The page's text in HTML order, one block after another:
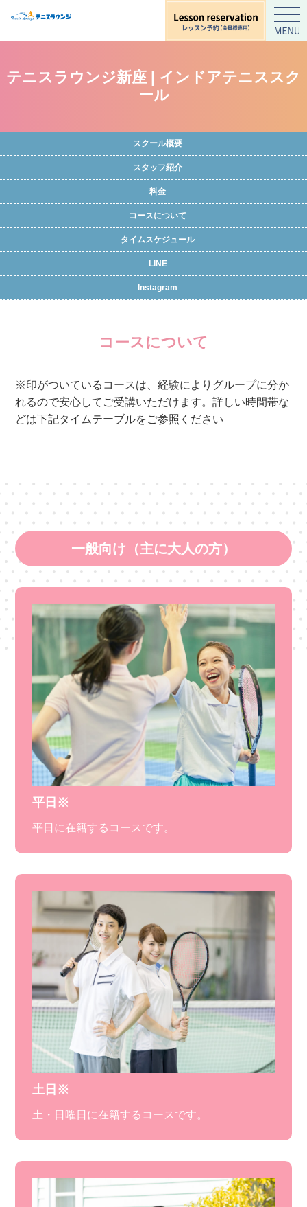
テニスラウンジ新座 | インドアテニススク
ール
スクール概要
スタッフ紹介
料金
コースについて
タイムスケジュール
LINE
Instagram
コースについて
※印がついているコースは、経験によりグループに分か
れるので安心してご受講いただけます。詳しい時間帯な
どは下記タイムテーブルをご参照ください
一般向け（主に大人の方）
平日※
平日に在籍するコースです。
土日※
土・日曜日に在籍するコースです。